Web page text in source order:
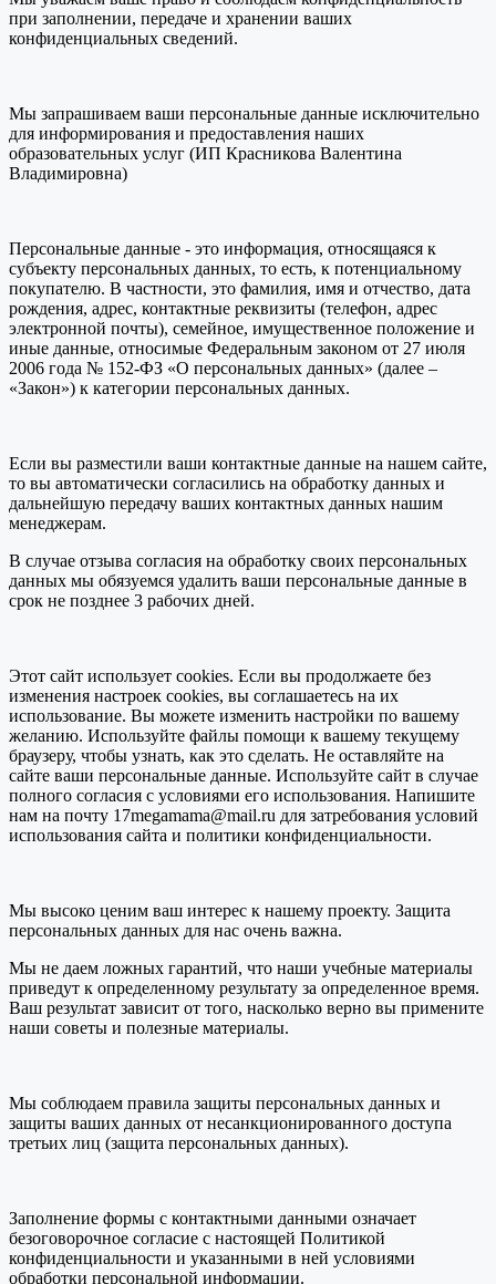
при заполнении, передаче и хранении ваших
конфиденциальных сведений.
Мы запрашиваем ваши персональные данные исключительно
для информирования и предоставления наших
образовательных услуг (ИП Красникова Валентина
Владимировна)
Персональные данные - это информация, относящаяся к
субъекту персональных данных, то есть, к потенциальному
покупателю. В частности, это фамилия, имя и отчество, дата
рождения, адрес, контактные реквизиты (телефон, адрес
электронной почты), семейное, имущественное положение и
иные данные, относимые Федеральным законом от 27 июля
2006 года № 152-ФЗ «О персональных данных» (далее –
«Закон») к категории персональных данных.
Если вы разместили ваши контактные данные на нашем сайте,
то вы автоматически согласились на обработку данных и
дальнейшую передачу ваших контактных данных нашим
менеджерам.
В случае отзыва согласия на обработку своих персональных
данных мы обязуемся удалить ваши персональные данные в
срок не позднее 3 рабочих дней.
Этот сайт использует cookies. Если вы продолжаете без
изменения настроек cookies, вы соглашаетесь на их
использование. Вы можете изменить настройки по вашему
желанию. Используйте файлы помощи к вашему текущему
браузеру, чтобы узнать, как это сделать. Не оставляйте на
сайте ваши персональные данные. Используйте сайт в случае
полного согласия с условиями его использования. Напишите
нам на почту 17megamama@mail.ru для затребования условий
использования сайта и политики конфиденциальности.
Мы высоко ценим ваш интерес к нашему проекту. Защита
персональных данных для нас очень важна.
Мы не даем ложных гарантий, что наши учебные материалы
приведут к определенному результату за определенное время.
Ваш результат зависит от того, насколько верно вы примените
наши советы и полезные материалы.
Мы соблюдаем правила защиты персональных данных и
защиты ваших данных от несанкционированного доступа
третьих лиц (защита персональных данных).
Заполнение формы с контактными данными означает
безоговорочное согласие с настоящей Политикой
конфиденциальности и указанными в ней условиями
обработки персональной информации.